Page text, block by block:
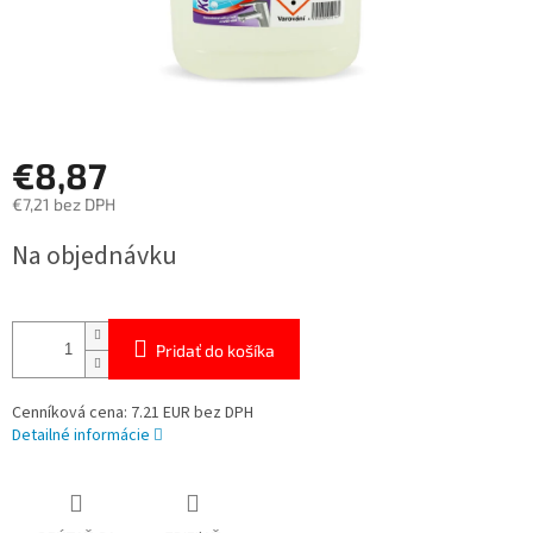
€8,87
€7,21 bez DPH
cena:
Na objednávku
Pridať do košíka
Cenníková cena: 7.21 EUR bez DPH
Detailné informácie